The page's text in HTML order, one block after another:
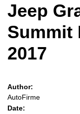
Jeep
Summit
2017
Author:
AutoFirme
Date: